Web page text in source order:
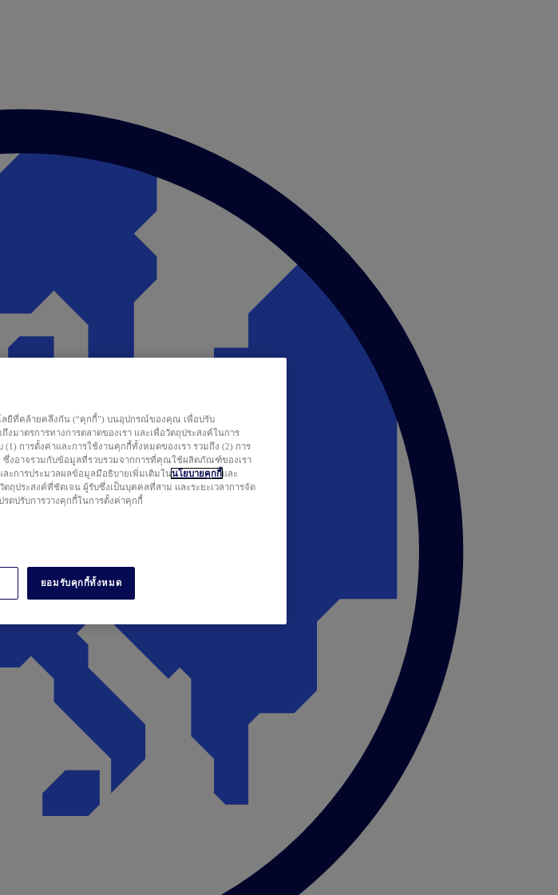
ลยีที่คล้ายคลึงกัน (“คุกกี้”) บนอุปกรณ์ของคุณ เพื่อปรับ
มาตรการทางการตลาดของเรา และเพื่อวัตถุประสงค์ในการ
การตั้งค่าและการใช้งานคุกกี้ทั้งหมดของเรา รวมถึง (2) การ
งอาจรวมกับข้อมูลที่รวบรวมจากการที่คุณใช้ผลิตภัณฑ์ของเรา
ะการประมวลผลข้อมูลมีอธิบายเพิ่มเติมในนโยบายคุกกี้และ
ตถุประสงค์ที่ชัดเจน ผู้รับซึ่งเป็นบุคคลที่สาม และระยะเวลาการจัด
ดปรับการวางคุกกี้ในการตั้งค่าคุกกี้
ยอมรับคุกกี้ทั้งหมด